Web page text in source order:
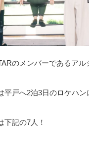
のメンバーであるアル
平戸へ2泊3日のロケハン
下記の7人！